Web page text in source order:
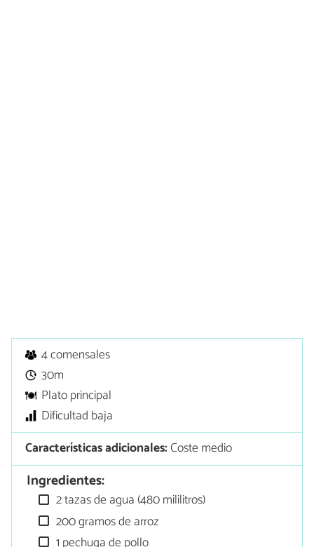
4 comensales
30m
Plato principal
Dificultad baja
Características adicionales:Coste medio
Ingredientes:
2 tazas de agua (480 mililitros)
200 gramos de arroz